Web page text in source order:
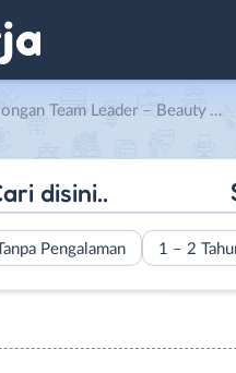
Leader – Beauty Advisor – Beauty Advisor Event di PT. Social Bella Indonesia
Pengalaman 1 – 2